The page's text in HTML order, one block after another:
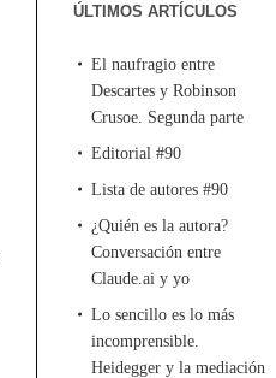
ÚLTIMOS ARTÍCULOS
El naufragio entre
Descartes y Robinson
Crusoe. Segunda parte
Editorial #90
Lista de autores #90
¿Quién es la autora?
Conversación entre
Claude.ai y yo
Lo sencillo es lo más
incomprensible.
Heidegger y la mediación